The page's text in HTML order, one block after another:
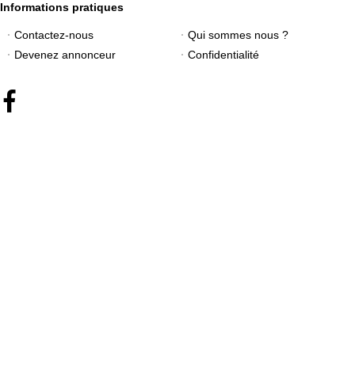
Informations pratiques
Contactez-nous
Qui sommes nous ?
Devenez annonceur
Confidentialité